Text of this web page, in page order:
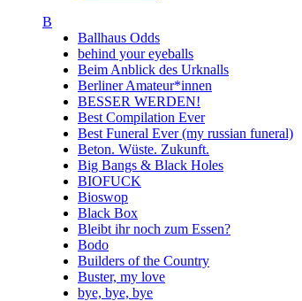
B
Ballhaus Odds
behind your eyeballs
Beim Anblick des Urknalls
Berliner Amateur*innen
BESSER WERDEN!
Best Compilation Ever
Best Funeral Ever (my russian funeral)
Beton. Wüste. Zukunft.
Big Bangs & Black Holes
BIOFUCK
Bioswop
Black Box
Bleibt ihr noch zum Essen?
Bodo
Builders of the Country
Buster, my love
bye, bye, bye